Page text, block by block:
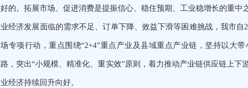
好的。拓展市场、促进消费是提振信心、稳住预期、工业稳增长的重
业经济发展面临的需求不足、订单下降、效益下滑等困难挑战，我市
场专项行动，重点围绕“2+4”重点产业及县域重点产业链，坚持以大
路，突出“小规模、精准化、重实效”原则，着力推动产业链供应链上
业经济持续回升向好。